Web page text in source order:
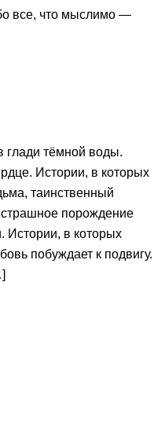
все, что мыслимо —
тёмной воды.
Истории, в которых
таинственный
порождение
Истории, в которых
побуждает к подвигу.